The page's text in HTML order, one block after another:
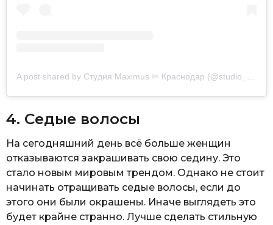
4. Седые волосы
На сегодняшний день всё больше женщин
отказываются закрашивать свою седину. Это
стало новым мировым трендом. Однако не стоит
начинать отращивать седые волосы, если до
этого они были окрашены. Иначе выглядеть это
будет крайне странно. Лучше сделать стильную